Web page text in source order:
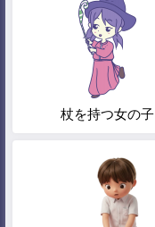
杖を持つ女の子